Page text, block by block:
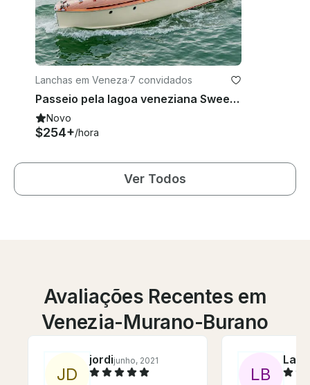
Lanchas em Veneza·7 convidados
Passeio pela lagoa veneziana Sweet Molly
Novo
$254+/hora
Ver Todos
Avaliações Recentes em
Venezia-Murano-Burano
JD
jordijunho, 2021
LB